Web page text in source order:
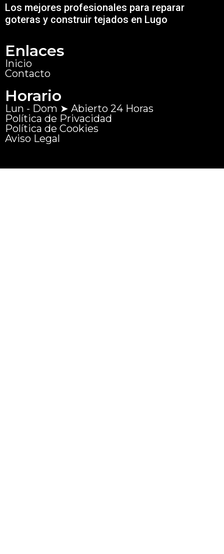
Los mejores profesionales para reparar
goteras y construir tejados en Lugo
Enlaces
Inicio
Contacto
Horario
Lun - Dom ➤ Abierto 24 Horas
Política de Privacidad
Política de Cookies
Aviso Legal